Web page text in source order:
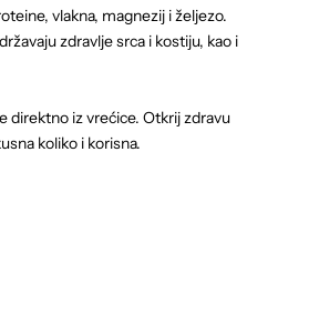
vlakna, magnezij i željezo.
zdravlje srca i kostiju, kao i
direktno iz vrećice. Otkrij zdravu
koliko i korisna.